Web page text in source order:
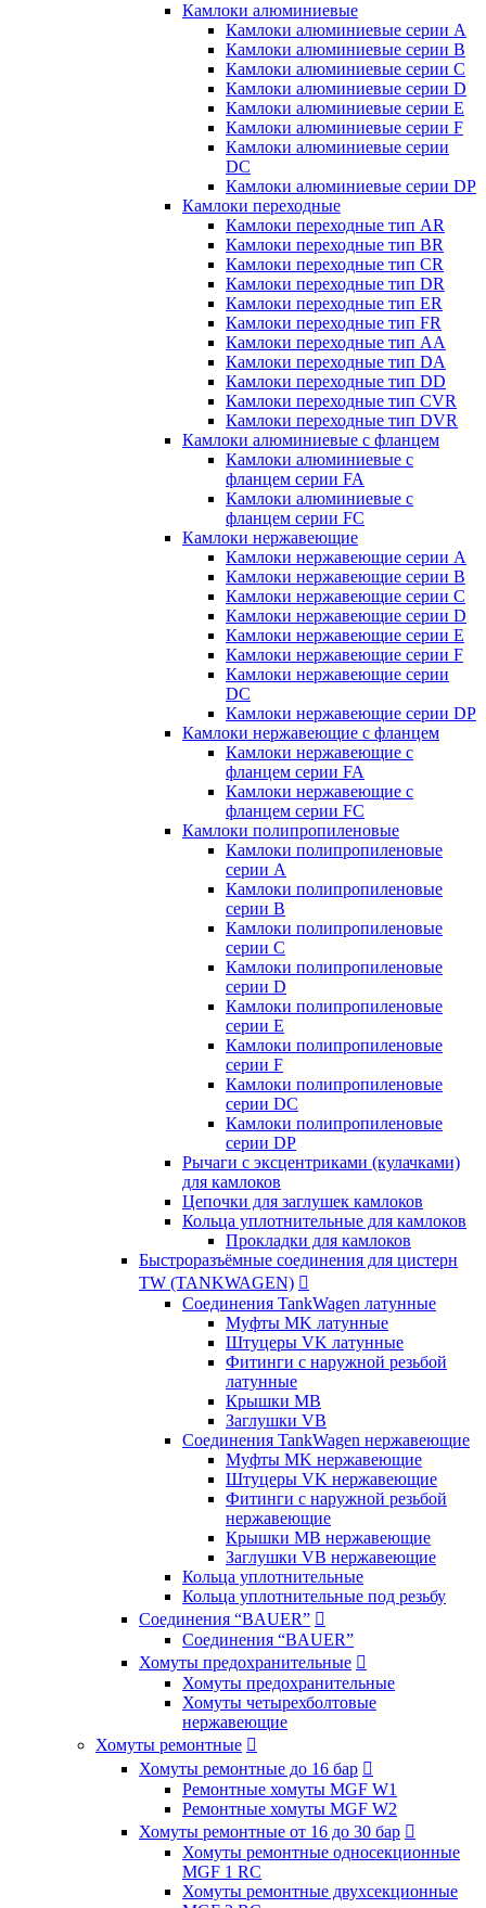
Камлоки алюминиевые
Камлоки алюминиевые серии А
Камлоки алюминиевые серии B
Камлоки алюминиевые серии C
Камлоки алюминиевые серии D
Камлоки алюминиевые серии E
Камлоки алюминиевые серии F
Камлоки алюминиевые серии
DC
Камлоки алюминиевые серии DP
Камлоки переходные
Камлоки переходные тип AR
Камлоки переходные тип BR
Камлоки переходные тип CR
Камлоки переходные тип DR
Камлоки переходные тип ER
Камлоки переходные тип FR
Камлоки переходные тип AA
Камлоки переходные тип DA
Камлоки переходные тип DD
Камлоки переходные тип CVR
Камлоки переходные тип DVR
Камлоки алюминиевые с фланцем
Камлоки алюминиевые с
фланцем серии FA
Камлоки алюминиевые с
фланцем серии FC
Камлоки нержавеющие
Камлоки нержавеющие серии А
Камлоки нержавеющие серии В
Камлоки нержавеющие серии C
Камлоки нержавеющие серии D
Камлоки нержавеющие серии E
Камлоки нержавеющие серии F
Камлоки нержавеющие серии
DC
Камлоки нержавеющие серии DP
Камлоки нержавеющие с фланцем
Камлоки нержавеющие с
фланцем серии FA
Камлоки нержавеющие с
фланцем серии FC
Камлоки полипропиленовые
Камлоки полипропиленовые
серии А
Камлоки полипропиленовые
серии B
Камлоки полипропиленовые
серии C
Камлоки полипропиленовые
серии D
Камлоки полипропиленовые
серии Е
Камлоки полипропиленовые
серии F
Камлоки полипропиленовые
серии DC
Камлоки полипропиленовые
серии DP
Рычаги с эксцентриками (кулачками)
для камлоков
Цепочки для заглушек камлоков
Кольца уплотнительные для камлоков
Прокладки для камлоков
Быстроразъёмные соединения для цистерн
TW (TANKWAGEN) 
Соединения TankWagen латунные
Муфты MK латунные
Штуцеры VK латунные
Фитинги с наружной резьбой
латунные
Крышки MB
Заглушки VB
Соединения TankWagen нержавеющие
Муфты MK нержавеющие
Штуцеры VK нержавеющие
Фитинги с наружной резьбой
нержавеющие
Крышки MB нержавеющие
Заглушки VB нержавеющие
Кольца уплотнительные
Кольца уплотнительные под резьбу
Соединения “BAUER” 
Соединения “BAUER”
Хомуты предохранительные 
Хомуты предохранительные
Хомуты четырехболтовые
нержавеющие
Хомуты ремонтные 
Хомуты ремонтные до 16 бар 
Ремонтные хомуты MGF W1
Ремонтные хомуты MGF W2
Хомуты ремонтные от 16 до 30 бар 
Хомуты ремонтные односекционные
MGF 1 RC
Хомуты ремонтные двухсекционные